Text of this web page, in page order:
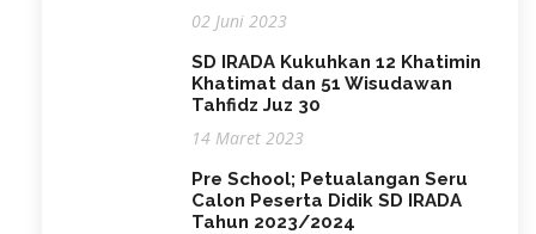
02 Juni 2023
SD IRADA Kukuhkan 12 Khatimin
Khatimat dan 51 Wisudawan
Tahfidz Juz 30
14 Maret 2023
Pre School; Petualangan Seru
Calon Peserta Didik SD IRADA
Tahun 2023/2024